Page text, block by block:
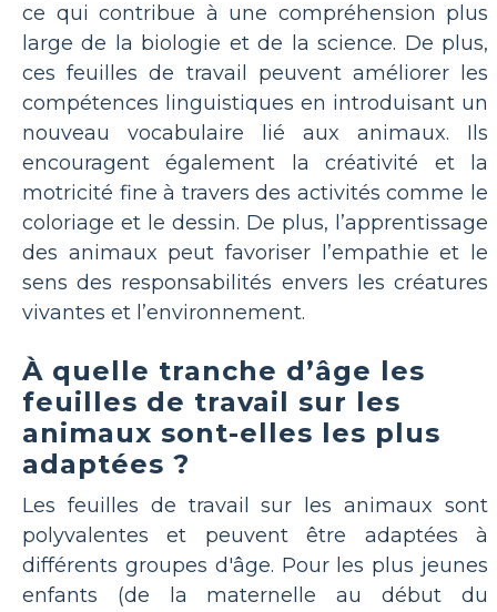
ce qui contribue à une compréhension plus
large de la biologie et de la science. De plus,
ces feuilles de travail peuvent améliorer les
compétences linguistiques en introduisant un
nouveau vocabulaire lié aux animaux. Ils
encouragent également la créativité et la
motricité fine à travers des activités comme le
coloriage et le dessin. De plus, l’apprentissage
des animaux peut favoriser l’empathie et le
sens des responsabilités envers les créatures
vivantes et l’environnement.
À quelle tranche d’âge les
feuilles de travail sur les
animaux sont-elles les plus
adaptées ?
Les feuilles de travail sur les animaux sont
polyvalentes et peuvent être adaptées à
différents groupes d'âge. Pour les plus jeunes
enfants (de la maternelle au début du